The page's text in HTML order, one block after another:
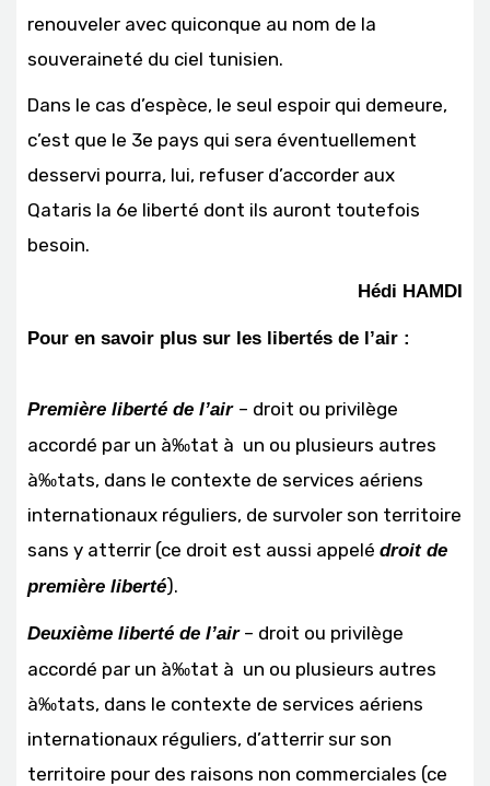
renouveler avec quiconque au nom de la
souveraineté du ciel tunisien.
Dans le cas d’espèce, le seul espoir qui demeure,
c’est que le 3e pays qui sera éventuellement
desservi pourra, lui, refuser d’accorder aux
Qataris la 6e liberté dont ils auront toutefois
besoin.
Hédi HAMDI
Pour en savoir plus sur les libertés de l’air :
Première liberté de l’air – droit ou privilège
accordé par un à‰tat à un ou plusieurs autres
à‰tats, dans le contexte de services aériens
internationaux réguliers, de survoler son territoire
sans y atterrir (ce droit est aussi appelé droit de
première liberté).
Deuxième liberté de l’air– droit ou privilège
accordé par un à‰tat à un ou plusieurs autres
à‰tats, dans le contexte de services aériens
internationaux réguliers, d’atterrir sur son
territoire pour des raisons non commerciales (ce